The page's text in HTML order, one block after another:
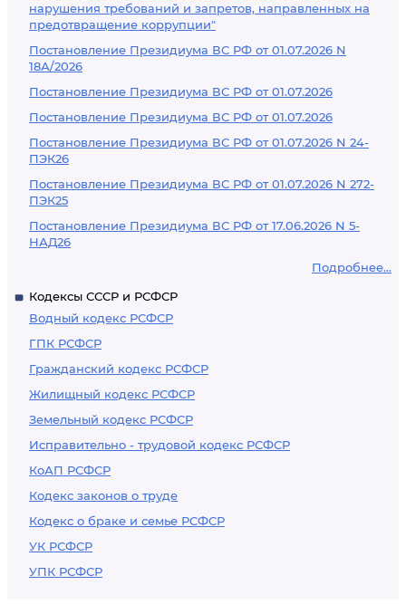
нарушения требований и запретов, направленных на
предотвращение коррупции"
Постановление Президиума ВС РФ от 01.07.2026 N
18А/2026
Постановление Президиума ВС РФ от 01.07.2026
Постановление Президиума ВС РФ от 01.07.2026
Постановление Президиума ВС РФ от 01.07.2026 N 24-
ПЭК26
Постановление Президиума ВС РФ от 01.07.2026 N 272-
ПЭК25
Постановление Президиума ВС РФ от 17.06.2026 N 5-
НАД26
Подробнее...
Кодексы СССР и РСФСР
Водный кодекс РСФСР
ГПК РСФСР
Гражданский кодекс РСФСР
Жилищный кодекс РСФСР
Земельный кодекс РСФСР
Исправительно - трудовой кодекс РСФСР
КоАП РСФСР
Кодекс законов о труде
Кодекс о браке и семье РСФСР
УК РСФСР
УПК РСФСР